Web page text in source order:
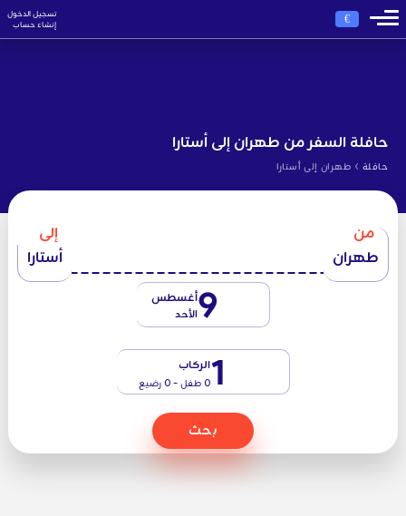
€
تسجيل الدخول
إنشاء حساب
حافلة السفر من طهران إلى أستارا
حافلة › طهران إلى أستارا
من
طهران
إلى
أستارا
9أغسطس
الأحد
1الركاب
0 طفل - 0 رضيع
بحث